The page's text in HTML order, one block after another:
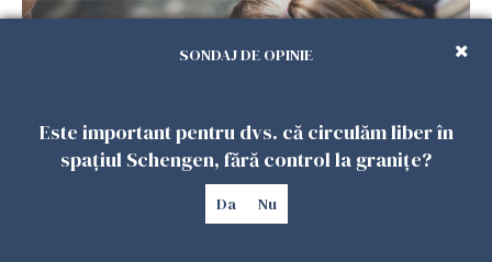
SONDAJ DE OPINIE
Este important pentru dvs. că circulăm liber în
spațiul Schengen, fără control la granițe?
Da Nu